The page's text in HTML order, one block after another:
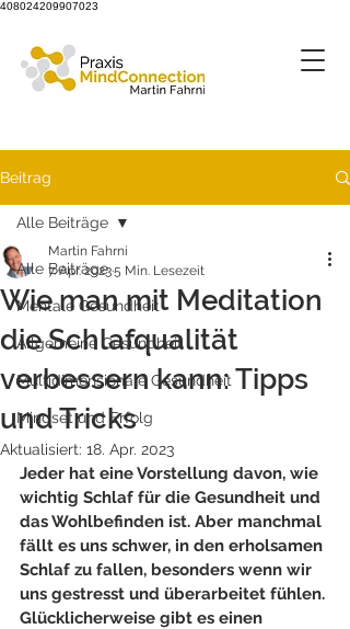
408024209907023
Beitrag
Alle Beiträge
Mentale Gesundheit
Allgemeine Gesundheit
Multidimensionale Gesundheit
Mindset und Erfolg
Alle Beiträge
Wie man mit Meditation
die Schlafqualität
verbessern kann: Tipps
und Tricks
Martin Fahrni
7. Apr. 20235 Min. Lesezeit
Aktualisiert: 18. Apr. 2023
Jeder hat eine Vorstellung davon, wie
wichtig Schlaf für die Gesundheit und
das Wohlbefinden ist. Aber manchmal
fällt es uns schwer, in den erholsamen
Schlaf zu fallen, besonders wenn wir
uns gestresst und überarbeitet fühlen.
Glücklicherweise gibt es einen